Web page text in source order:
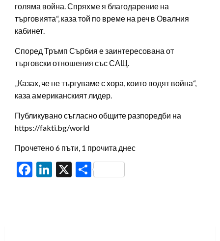
голяма война. Спряхме я благодарение на
търговията“, каза той по време на реч в Овалния
кабинет.
Според Тръмп Сърбия е заинтересована от
търговски отношения със САЩ.
„Казах, че не търгуваме с хора, които водят война“,
каза американският лидер.
Публикувано съгласно общите разпоредби на
https://fakti.bg/world
Прочетено 6 пъти, 1 прочита днес
Facebook
LinkedIn
X Share